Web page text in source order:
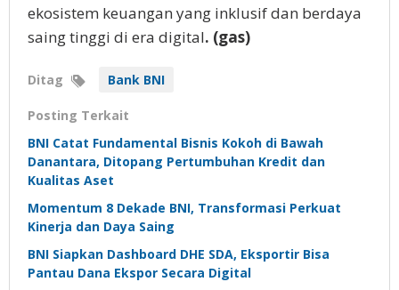
ekosistem keuangan yang inklusif dan berdaya
saing tinggi di era digital. (gas)
Ditag Bank BNI
Posting Terkait
BNI Catat Fundamental Bisnis Kokoh di Bawah
Danantara, Ditopang Pertumbuhan Kredit dan
Kualitas Aset
Momentum 8 Dekade BNI, Transformasi Perkuat
Kinerja dan Daya Saing
BNI Siapkan Dashboard DHE SDA, Eksportir Bisa
Pantau Dana Ekspor Secara Digital